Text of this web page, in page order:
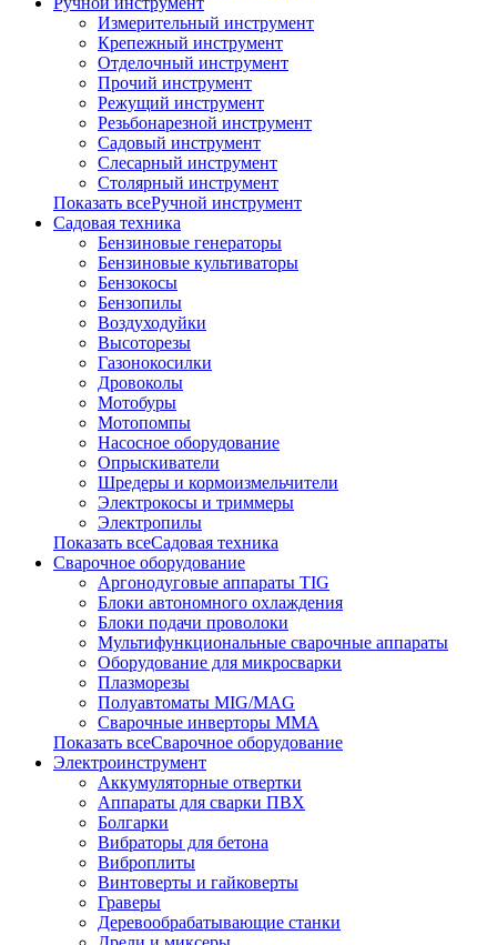
Измерительный инструмент
Крепежный инструмент
Отделочный инструмент
Прочий инструмент
Режущий инструмент
Резьбонарезной инструмент
Садовый инструмент
Слесарный инструмент
Столярный инструмент
Показать всеРучной инструмент
Садовая техника
Бензиновые генераторы
Бензиновые культиваторы
Бензокосы
Бензопилы
Воздуходуйки
Высоторезы
Газонокосилки
Дровоколы
Мотобуры
Мотопомпы
Насосное оборудование
Опрыскиватели
Шредеры и кормоизмельчители
Электрокосы и триммеры
Электропилы
Показать всеСадовая техника
Сварочное оборудование
Аргонодуговые аппараты TIG
Блоки автономного охлаждения
Блоки подачи проволоки
Мультифункциональные сварочные аппараты
Оборудование для микросварки
Плазморезы
Полуавтоматы MIG/MAG
Сварочные инверторы ММА
Показать всеСварочное оборудование
Электроинструмент
Аккумуляторные отвертки
Аппараты для сварки ПВХ
Болгарки
Вибраторы для бетона
Виброплиты
Винтоверты и гайковерты
Граверы
Деревообрабатывающие станки